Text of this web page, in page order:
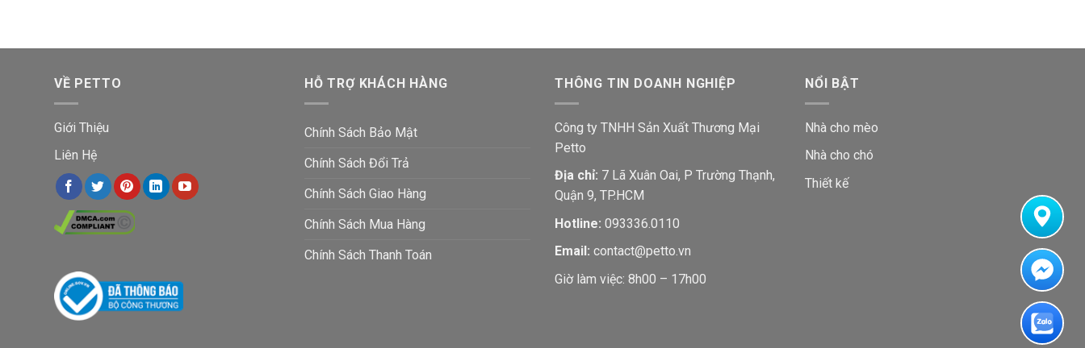
VỀ PETTO
Giới Thiệu
Liên Hệ
HỖ TRỢ KHÁCH HÀNG
Chính Sách Bảo Mật
Chính Sách Đổi Trả
Chính Sách Giao Hàng
Chính Sách Mua Hàng
Chính Sách Thanh Toán
THÔNG TIN DOANH NGHIỆP
Công ty TNHH Sản Xuất Thương Mại
Petto
Địa chỉ: 7 Lã Xuân Oai, P Trường Thạnh,
Quận 9, TP.HCM
Hotline: 093336.0110
Email: contact@petto.vn
Giờ làm việc: 8h00 – 17h00
NỔI BẬT
Nhà cho mèo
Nhà cho chó
Thiết kế